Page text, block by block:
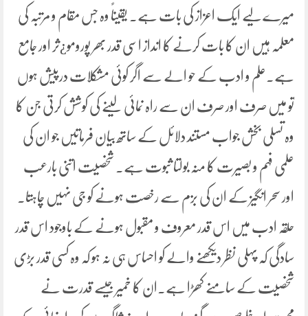
میرے لیے ایک اعزاز کی بات ہے۔ یقیناً وہ جس مقام و مرتبہ کی
معلمہ ہیں ان کا بات کرنے کا انداز اسی قدر بھر پورومو¿ثر اور جامع
ہے۔علم و ادب کے حو الے سے اگر کوئی مشکلات درپیش ہوں
تو میں صرف اور صرف ان سے راہ نمائی لینے کی کوشش کرتی جن کا
وہ تسلی بخش جواب مستند دلائل کے ساتھ بیان فرماتیں جو ان کی
علمی فہم و بصیرت کا منہ بولتا ثبوت ہے۔ شخصیت اتنی بارعب
اور سحر انگیز کے ان کی بزم سے رخصت ہونے کو جی نہیں چاہتا۔
حلقہ ادب میں اس قدر معروف و مقبول ہونے کے باوجود اس قدر
سادگی کہ پہلی نظر دیکھنے والے کو احساس ہی نہ ہو کہ وہ کسی قدر بڑی
شخصیت کے سامنے کھڑا ہے۔ان کا خمیر جیسے قدرت نے